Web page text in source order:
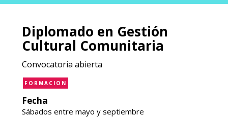
Diplomado en Gestión
Cultural Comunitaria
Convocatoria abierta
FORMACION
Fecha
Sábados entre mayo y septiembre